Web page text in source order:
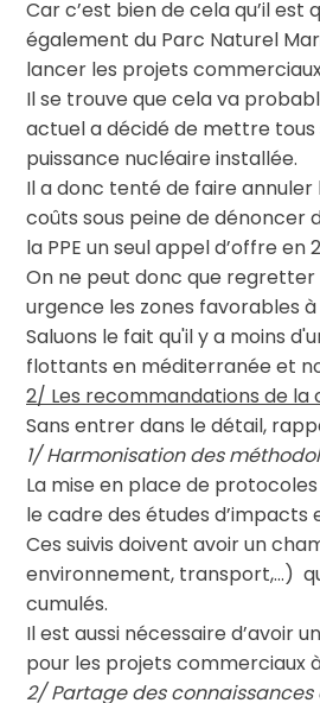
Car c’est bien de cela qu’il
également du Parc Naturel
lancer les projets
Il se trouve que cela va
actuel a décidé de mettre
puissance nucléaire installée.
Il a donc tenté de faire annuler
coûts sous peine de dénoncer
la PPE un seul appel d’offre en
On ne peut donc que regretter
urgence les zones favorables
Saluons le fait qu'il y a moins
flottants en méditerranée et
2/ Les recommandations de la
Sans entrer dans le détail,
1/ Harmonisation des
La mise en place de
le cadre des études d’impacts
Ces suivis doivent avoir un
environnement, transport,…)
cumulés.
Il est aussi nécessaire d’avoir
pour les projets commerciaux
2/ Partage des